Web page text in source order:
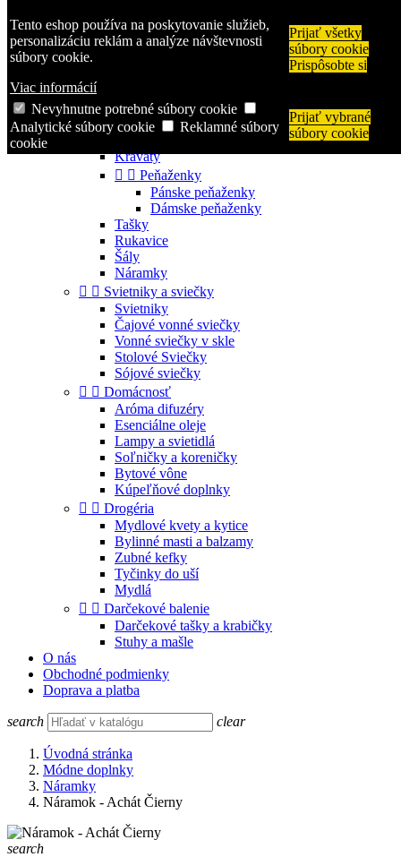
Tento eshop používa na poskytovanie služieb,
personalizáciu reklám a analýze návštevnosti
súbory cookie.
Viac informácií
Prijať všetky
súbory cookie
Prispôsobte si
Nevyhnutne potrebné súbory cookie
Analytické súbory cookie
Reklamné súbory
cookie
Prijať vybrané
súbory cookie
 Prihlásiť sa
shopping_cart Košík (0)
  Kategórie
Módne doplnky
Kravaty
  Peňaženky
Pánske peňaženky
Dámske peňaženky
Tašky
Rukavice
Šály
Náramky
  Svietniky a sviečky
Svietniky
Čajové vonné sviečky
Vonné sviečky v skle
Stolové Sviečky
Sójové sviečky
  Domácnosť
Aróma difuzéry
Esenciálne oleje
Lampy a svietidlá
Soľničky a koreničky
Bytové vône
Kúpeľňové doplnky
  Drogéria
Mydlové kvety a kytice
Bylinné masti a balzamy
Zubné kefky
Tyčinky do uší
Mydlá
  Darčekové balenie
Darčekové tašky a krabičky
Stuhy a mašle
O nás
Obchodné podmienky
Doprava a platba
search clear
Úvodná stránka
Módne doplnky
Náramky
Náramok - Achát Čierny
search